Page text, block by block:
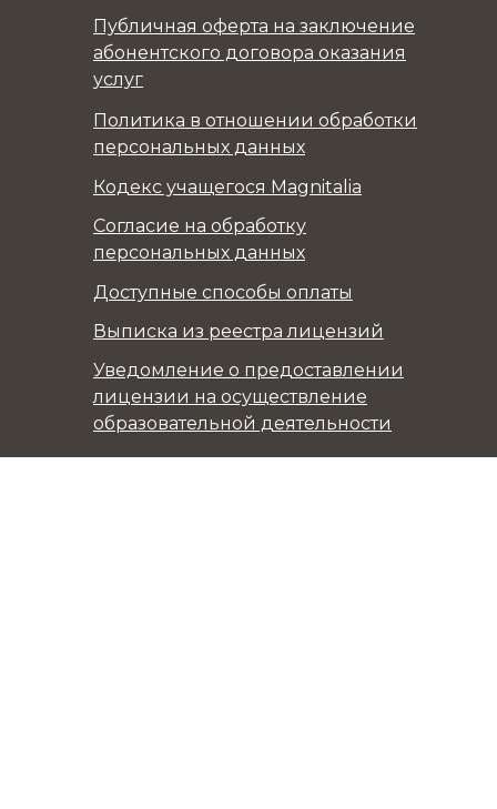
Кодекс учащегося Magnitalia
Уведомление о предоставлении
лицензии на осуществление
образовательной деятельности
Выписка из реестра лицензий
Доступные способы оплаты
Согласие на обработку
персональных данных
Политика в отношении обработки
персональных данных
Публичная оферта на заключение
абонентского договора оказания
услуг